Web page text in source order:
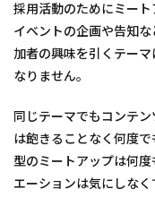
採用活動のためにミー
イベントの企画や告知
加者の興味を引くテー
なりません。
同じテーマでもコンテ
は飽きることなく何度
型のミートアップは何
エーションは気にしなく